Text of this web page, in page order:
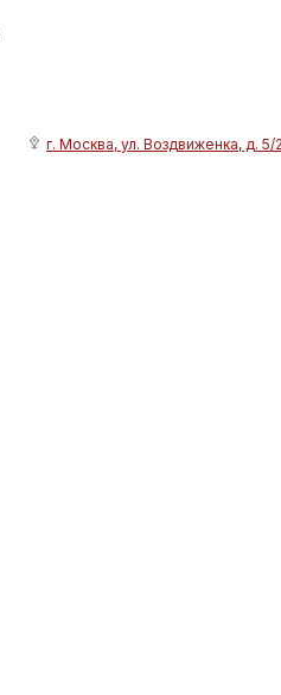
г. Москва, ул. Воздвиженка, д. 5/